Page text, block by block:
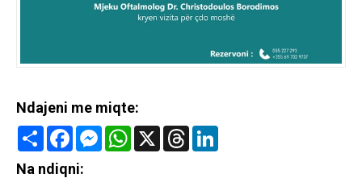
Ndajeni me miqte:
Share FacebookMessenger
WhatsApp
X Threads
Na ndiqni: